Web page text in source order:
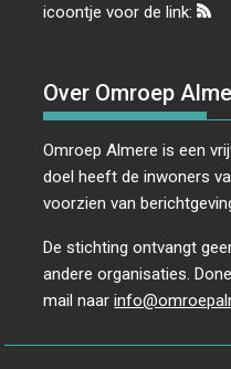
icoontje voor de link:
Over Omroep
Omroep Almere is een
doel heeft de inwoners
voorzien van
De stichting ontvangt
andere organisaties.
mail naar